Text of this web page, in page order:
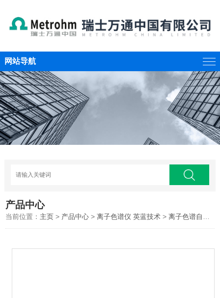
网站导航
产品中心
当前位置： 主页 > 产品中心 >离子色谱仪 英蓝技术 >离子色谱自动进样器